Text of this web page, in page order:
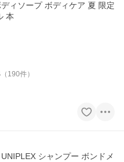
ィソープ ボディケア 夏 限定
本
（ 190件）
シャンプー ボンドメ